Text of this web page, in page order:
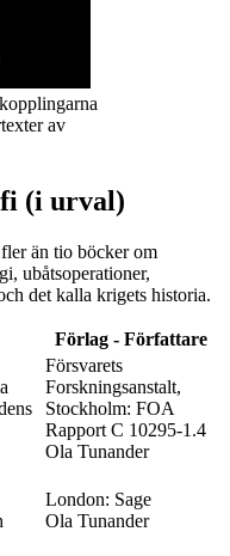
av
(i urval)
än tio böcker om
ubåtsoperationer,
det kalla krigets historia.
Förlag - Författare
Försvarets
Forskningsanstalt,
Stockholm: FOA
Rapport C 10295-1.4
Ola Tunander
London: Sage
Ola Tunander